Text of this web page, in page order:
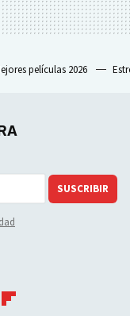
películas 2026
SUSCRIBIR